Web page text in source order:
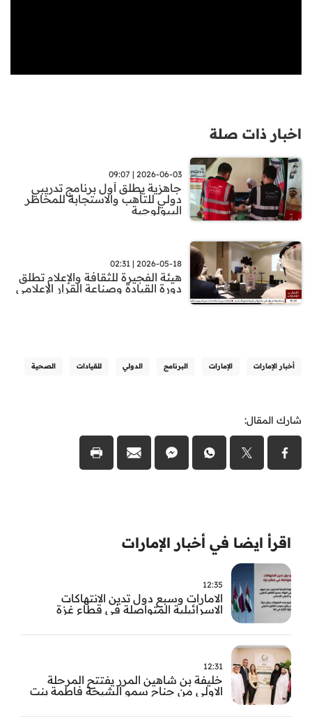
اخبار ذات صلة
2026-06-03 | 09:07
جاهزية يطلق أول برنامج تدريبي
دولي للتأهب والاستجابة للمخاطر
البيولوجية
2026-05-18 | 02:31
هيئة الفجيرة للثقافة والإعلام تطلق
دورة القيادة وصناعة القرار الإعلامي
أخبار الإمارات الإمارات البرنامج الدولي للقيادات الصحية
شارك المقال:
اقرأ ايضا في أخبار الإمارات
12:35
الامارات وسبع دول تدين الانتهاكات
الاسرائيلية المتواصلة في قطاع غزة
12:31
خليفة بن شاهين المرر يفتتح المرحلة
الاولى من جناح سمو الشيخة فاطمة بنت
مستشفى المقاصد